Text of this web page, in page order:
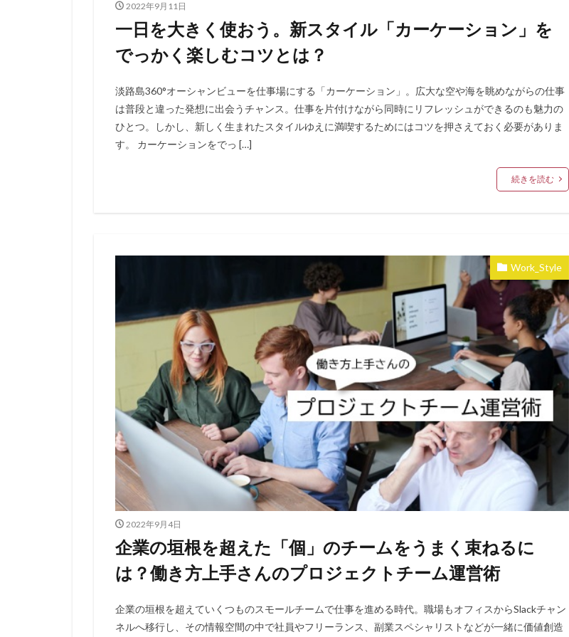
2022年9月11日
一日を大きく使おう。新スタイル「カーケーション」を
でっかく楽しむコツとは？
淡路島360°オーシャンビューを仕事場にする「カーケーション」。広大な空や海を眺めながらの仕事
は普段と違った発想に出会うチャンス。仕事を片付けながら同時にリフレッシュができるのも魅力の
ひとつ。しかし、新しく生まれたスタイルゆえに満喫するためにはコツを押さえておく必要がありま
す。 カーケーションをでっ […]
続きを読む
Work_Style
2022年9月4日
企業の垣根を超えた「個」のチームをうまく束ねるに
は？働き方上手さんのプロジェクトチーム運営術
企業の垣根を超えていくつものスモールチームで仕事を進める時代。職場もオフィスからSlackチャン
ネルへ移行し、その情報空間の中で社員やフリーランス、副業スペシャリストなどが一緒に価値創造